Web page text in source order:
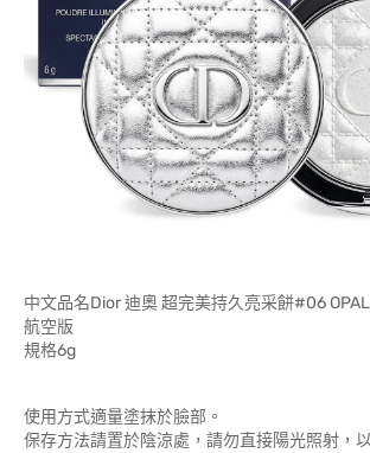
中文品名Dior 迪奧 超完美持久亮采餅#06
航空版
規格6g
使用方式適量塗抹於臉部。
保存方法請置於陰涼處，請勿直接陽光照射，